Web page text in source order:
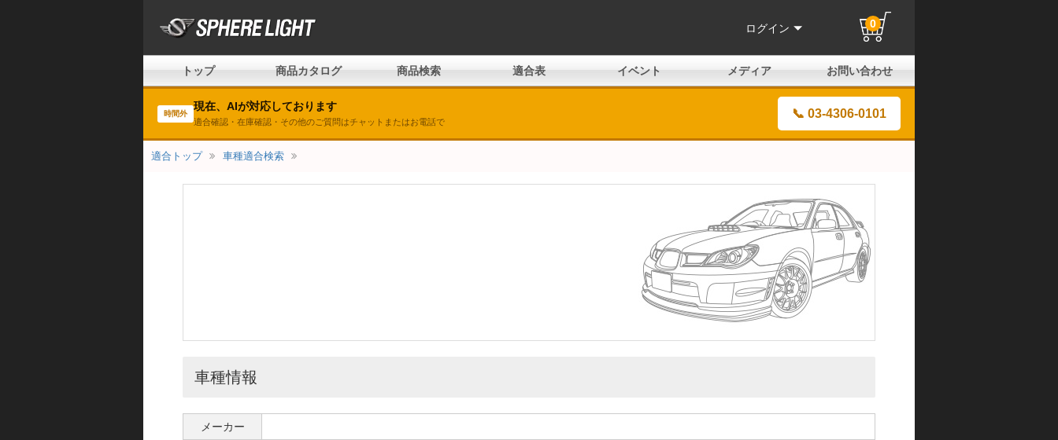
ログイン 0
トップ 商品カタログ 商品検索 適合表 イベント メディア お問い合わせ
時間外
現在、AIが対応しております
適合確認・在庫確認・その他のご質問はチャットまたはお電話で
📞 03-4306-0101
適合トップ 車種適合検索
車種情報
メーカー